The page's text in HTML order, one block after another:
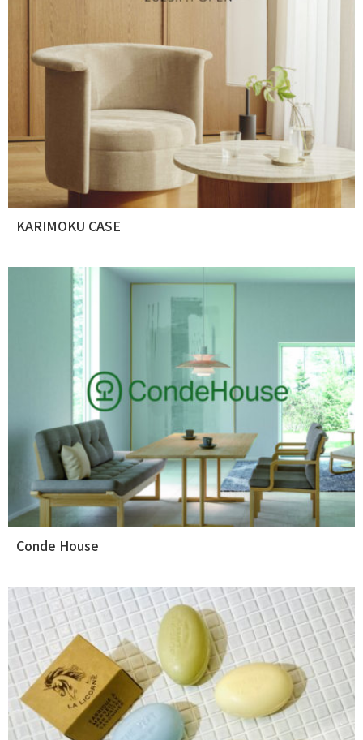
KARIMOKU CASE
Conde House